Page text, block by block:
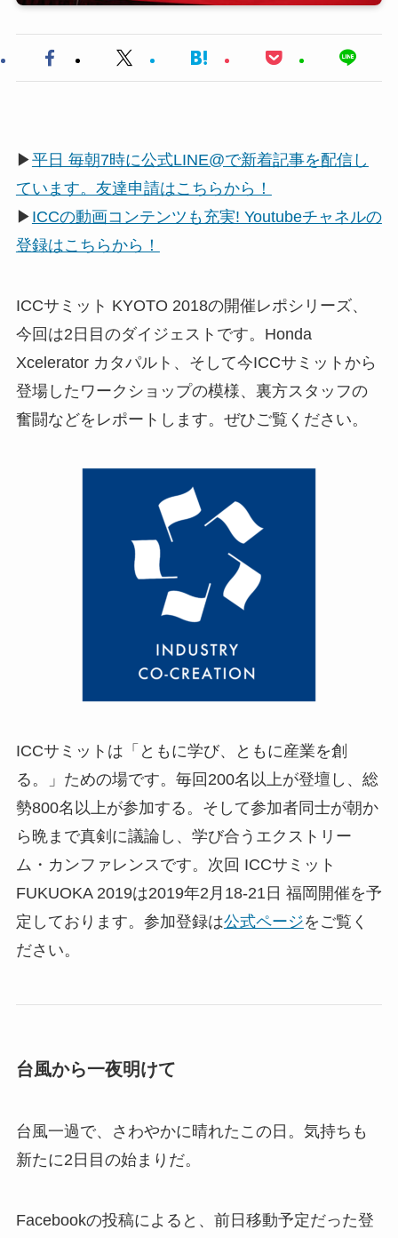
▶平日 毎朝7時に公式LINE@で新着記事を配信し
ています。友達申請はこちらから！
▶ ICCの動画コンテンツも充実! Youtubeチャネルの
登録はこちらから！
ICCサミット KYOTO 2018の開催レポシリーズ、
今回は2日目のダイジェストです。Honda
Xcelerator カタパルト、そして今ICCサミットから
登場したワークショップの模様、裏方スタッフの
奮闘などをレポートします。ぜひご覧ください。
ICCサミットは「ともに学び、ともに産業を創
る。」ための場です。毎回200名以上が登壇し、総
勢800名以上が参加する。そして参加者同士が朝か
ら晩まで真剣に議論し、学び合うエクストリー
ム・カンファレンスです。次回 ICCサミット
FUKUOKA 2019は2019年2月18-21日 福岡開催を予
定しております。参加登録は公式ページをご覧く
ださい。
台風から一夜明けて
台風一過で、さわやかに晴れたこの日。気持ちも
新たに2日目の始まりだ。
Facebookの投稿によると、前日移動予定だった登